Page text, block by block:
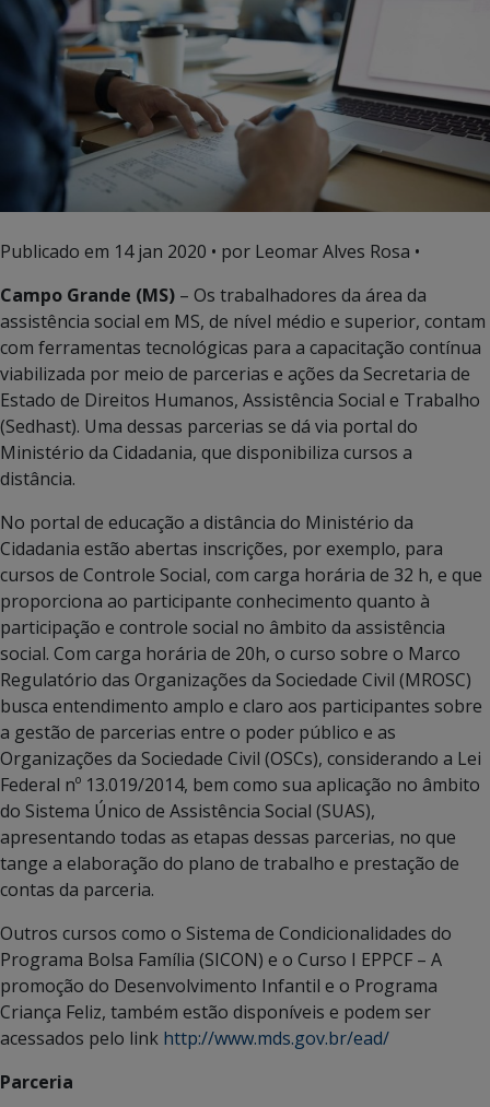
Publicado em 14 jan 2020 • por Leomar Alves Rosa •
Campo Grande (MS) – Os trabalhadores da área da
assistência social em MS, de nível médio e superior, contam
com ferramentas tecnológicas para a capacitação contínua
viabilizada por meio de parcerias e ações da Secretaria de
Estado de Direitos Humanos, Assistência Social e Trabalho
(Sedhast). Uma dessas parcerias se dá via portal do
Ministério da Cidadania, que disponibiliza cursos a
distância.
No portal de educação a distância do Ministério da
Cidadania estão abertas inscrições, por exemplo, para
cursos de Controle Social, com carga horária de 32 h, e que
proporciona ao participante conhecimento quanto à
participação e controle social no âmbito da assistência
social. Com carga horária de 20h, o curso sobre o Marco
Regulatório das Organizações da Sociedade Civil (MROSC)
busca entendimento amplo e claro aos participantes sobre
a gestão de parcerias entre o poder público e as
Organizações da Sociedade Civil (OSCs), considerando a Lei
Federal nº 13.019/2014, bem como sua aplicação no âmbito
do Sistema Único de Assistência Social (SUAS),
apresentando todas as etapas dessas parcerias, no que
tange a elaboração do plano de trabalho e prestação de
contas da parceria.
Outros cursos como o Sistema de Condicionalidades do
Programa Bolsa Família (SICON) e o Curso I EPPCF – A
promoção do Desenvolvimento Infantil e o Programa
Criança Feliz, também estão disponíveis e podem ser
acessados pelo link http://www.mds.gov.br/ead/
Parceria